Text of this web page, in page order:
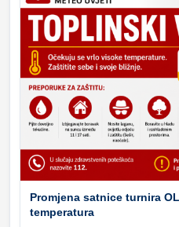
Promjena satnice turnira
temperatura